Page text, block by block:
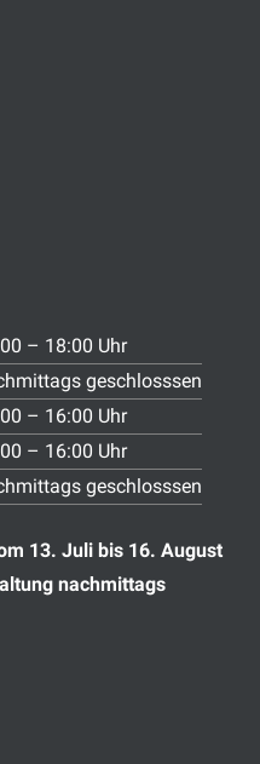
– 18:00 Uhr
geschlosssen
– 16:00 Uhr
– 16:00 Uhr
geschlosssen
13. Juli bis 16. August
nachmittags